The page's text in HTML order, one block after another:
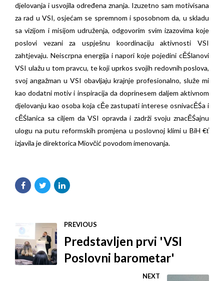
djelovanja i usvojila određena znanja. Izuzetno sam motivisana
za rad u VSI, osjećam se spremnom i sposobnom da, u skladu
sa vizijom i misijom udruženja, odgovorim svim izazovima koje
poslovi vezani za uspješnu koordinaciju aktivnosti VSI
zahtjevaju. Neiscrpna energija i napori koje pojedini cĚŚlanovi
VSI ulažu u tom pravcu, te koji uprkos svojih redovnih poslova,
svoj angažman u VSI obavljaju krajnje profesionalno, služe mi
kao dodatni motiv i inspiracija da doprinesem daljem aktivnom
djelovanju kao osoba koja cĚe zastupati interese osnivacĚŚa i
cĚŚlanica sa ciljem da VSI opravda i zadrži svoju znacĚŚajnu
ulogu na putu reformskih promjena u poslovnoj klimi u BiH €ť
izjavila je direktorica Miovčić povodom imenovanja.
PREVIOUS
Predstavljen prvi 'VSI
Poslovni barometar'
NEXT